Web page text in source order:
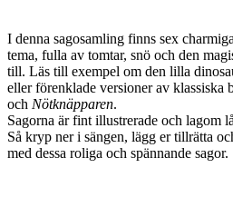
I denna sagosamling finns sex
tema, fulla av tomtar, snö och den
till. Läs till exempel om den lilla
eller förenklade versioner av klassiska
och Nötknäpparen.
Sagorna är fint illustrerade och lagom
Så kryp ner i sängen, lägg er tillrätta
med dessa roliga och spännande sagor.